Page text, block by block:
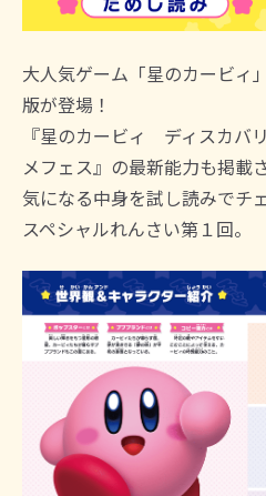
大人気ゲーム「星のカービィ
版が登場！
『星のカービィ ディスカバ
メフェス』の最新能力も掲載
気になる中身を試し読みでチ
スペシャルれんさい第１回。